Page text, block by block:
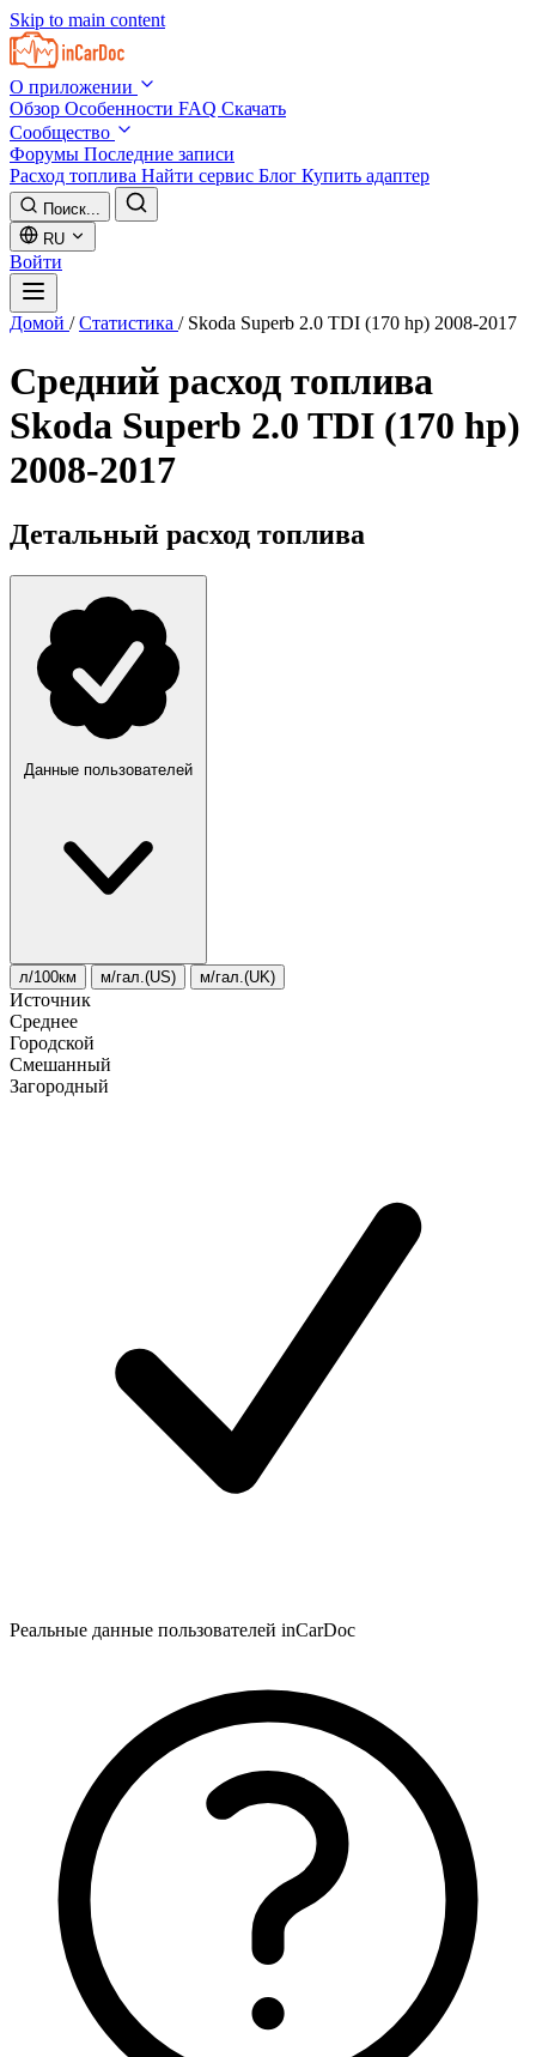
Skip to main content
О приложении
Обзор Особенности FAQ Скачать
Сообщество
Форумы Последние записи
Расход топлива Найти сервис Блог Купить адаптер
Поиск...
RU
Войти
Домой / Статистика / Skoda Superb 2.0 TDI (170 hp) 2008-2017
Средний расход топлива
Skoda Superb 2.0 TDI (170 hp)
2008-2017
Детальный расход топлива
Данные пользователей
л/100км м/гал.(US) м/гал.(UK)
Источник
Среднее
Городской
Смешанный
Загородный
Реальные данные пользователей inCarDoc